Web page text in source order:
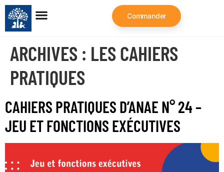
Commander
ARCHIVES : LES CAHIERS
PRATIQUES
CAHIERS PRATIQUES D’ANAE N° 24 –
JEU ET FONCTIONS EXÉCUTIVES